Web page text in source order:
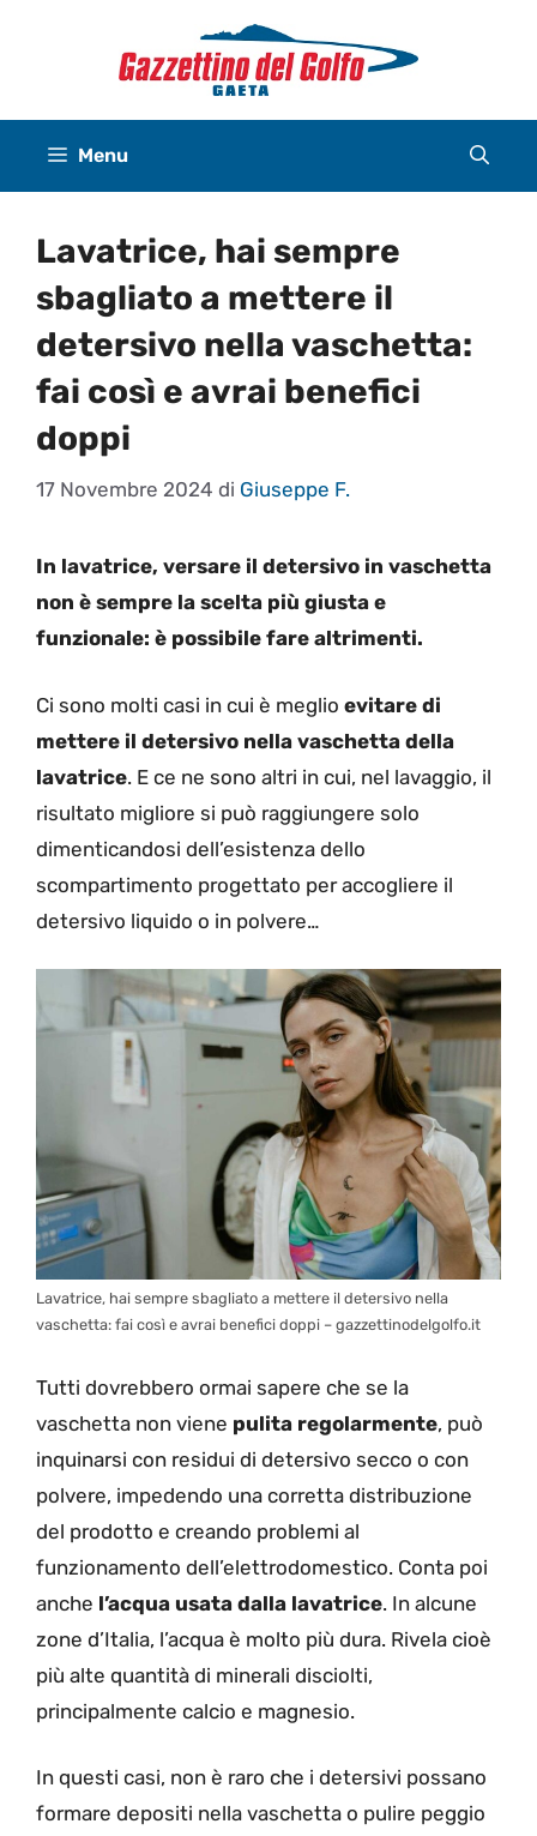
Menu
Lavatrice, hai sempre
sbagliato a mettere il
detersivo nella vaschetta:
fai così e avrai benefici
doppi
17 Novembre 2024 di Giuseppe F.
In lavatrice, versare il detersivo in vaschetta
non è sempre la scelta più giusta e
funzionale: è possibile fare altrimenti.
Ci sono molti casi in cui è meglio evitare di
mettere il detersivo nella vaschetta della
lavatrice. E ce ne sono altri in cui, nel lavaggio, il
risultato migliore si può raggiungere solo
dimenticandosi dell’esistenza dello
scompartimento progettato per accogliere il
detersivo liquido o in polvere…
Lavatrice, hai sempre sbagliato a mettere il detersivo nella
vaschetta: fai così e avrai benefici doppi – gazzettinodelgolfo.it
Tutti dovrebbero ormai sapere che se la
vaschetta non viene pulita regolarmente, può
inquinarsi con residui di detersivo secco o con
polvere, impedendo una corretta distribuzione
del prodotto e creando problemi al
funzionamento dell’elettrodomestico. Conta poi
anche l’acqua usata dalla lavatrice. In alcune
zone d’Italia, l’acqua è molto più dura. Rivela cioè
più alte quantità di minerali disciolti,
principalmente calcio e magnesio.
In questi casi, non è raro che i detersivi possano
formare depositi nella vaschetta o pulire peggio